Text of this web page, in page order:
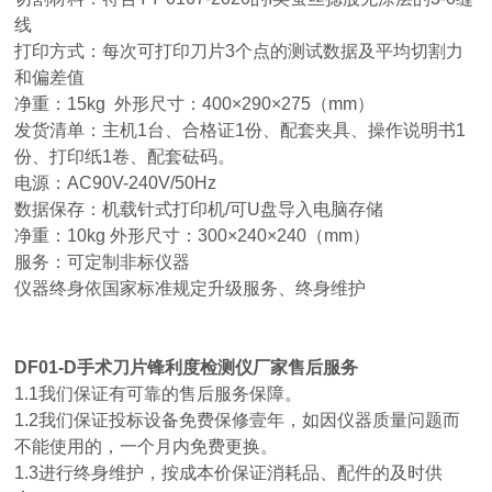
线
打印方式：每次可打印刀片3个点的测试数据及平均切割力
和偏差值
净重：15kg 外形尺寸：400×290×275（mm）
发货清单：主机1台、合格证1份、配套夹具、操作说明书1
份、打印纸1卷、配套砝码。
电源：AC90V-240V/50Hz
数据保存：机载针式打印机/可U盘导入电脑存储
净重：10kg 外形尺寸：300×240×240（mm）
服务：可定制非标仪器
仪器终身依国家标准规定升级服务、终身维护
DF01-D手术刀片锋利度检测仪厂家售后服务
1.1我们保证有可靠的售后服务保障。
1.2我们保证投标设备免费保修壹年，如因仪器质量问题而
不能使用的，一个月内免费更换。
1.3进行终身维护，按成本价保证消耗品、配件的及时供